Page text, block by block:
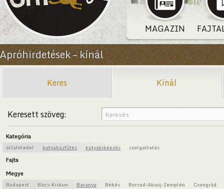
MAGAZIN
Apróhirdetések – kínál
Keres Kínál
Keresett szöveg:
Kategória
állateledel kutyaházfűtés kutyakiképzés szolgaltatás
Fajta
Megye
Budapest Bács-Kiskun Baranya Békés Borsod-Abaúj-Zemplén
Csongrád